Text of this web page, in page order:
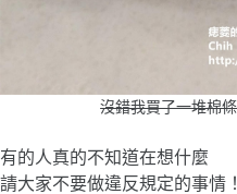
沒錯我買了一堆棉
有的人真的不知道在想什麼
請大家不要做違反規定的事情